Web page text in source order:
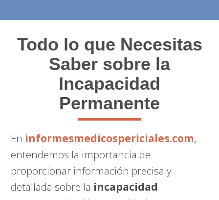
Todo lo que Necesitas
Saber sobre la
Incapacidad
Permanente
En informesmedicospericiales.com,
entendemos la importancia de
proporcionar información precisa y
detallada sobre la incapacidad